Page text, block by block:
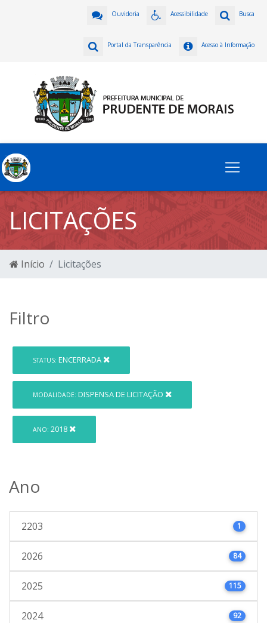
Busca
Acessibilidade
Ouvidoria
Acesso à Informação
Portal da Transparência
LICITAÇÕES
Início Licitações
Filtro
STATUS: ENCERRADA
MODALIDADE: DISPENSA DE LICITAÇÃO
ANO: 2018
Ano
2203 1
2026 84
2025 115
2024 92